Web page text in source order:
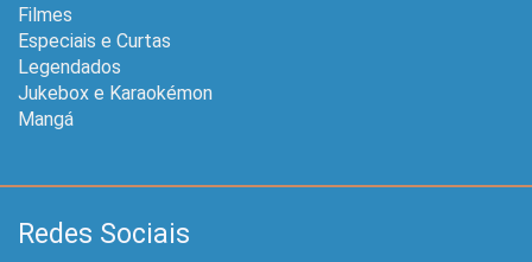
Filmes
Especiais e Curtas
Legendados
Jukebox e Karaokémon
Mangá
Redes Sociais